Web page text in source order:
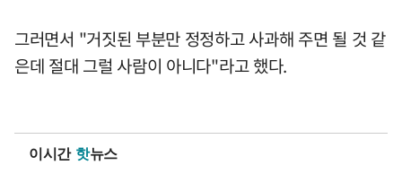
그러면서 "거짓된 부분만 정정하고 사과해 주면 될 것 같
은데 절대 그럴 사람이 아니다"라고 했다.
이시간 핫뉴스